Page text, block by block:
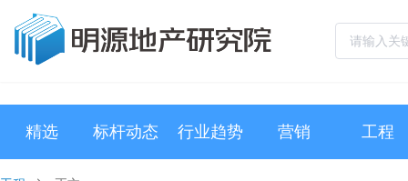
精选 标杆动态 行业趋势 营销 工程